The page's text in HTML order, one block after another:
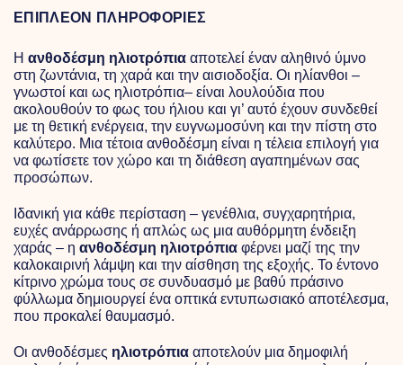
ΕΠΙΠΛΕΟΝ ΠΛΗΡΟΦΟΡΙΕΣ
Η ανθοδέσμη ηλιοτρόπια αποτελεί έναν αληθινό ύμνο
στη ζωντάνια, τη χαρά και την αισιοδοξία. Οι ηλίανθοι –
γνωστοί και ως ηλιοτρόπια– είναι λουλούδια που
ακολουθούν το φως του ήλιου και γι’ αυτό έχουν συνδεθεί
με τη θετική ενέργεια, την ευγνωμοσύνη και την πίστη στο
καλύτερο. Μια τέτοια ανθοδέσμη είναι η τέλεια επιλογή για
να φωτίσετε τον χώρο και τη διάθεση αγαπημένων σας
προσώπων.
Ιδανική για κάθε περίσταση – γενέθλια, συγχαρητήρια,
ευχές ανάρρωσης ή απλώς ως μια αυθόρμητη ένδειξη
χαράς – η ανθοδέσμη ηλιοτρόπια φέρνει μαζί της την
καλοκαιρινή λάμψη και την αίσθηση της εξοχής. Το έντονο
κίτρινο χρώμα τους σε συνδυασμό με βαθύ πράσινο
φύλλωμα δημιουργεί ένα οπτικά εντυπωσιακό αποτέλεσμα,
που προκαλεί θαυμασμό.
Οι ανθοδέσμες ηλιοτρόπια αποτελούν μια δημοφιλή